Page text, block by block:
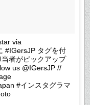
via
#IGersJP タグを付
者がピックアップ
us @IGersJP //
#インスタグラマ